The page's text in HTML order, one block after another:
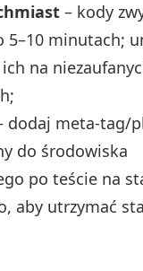
– kody
5–10 minutach;
na
dodaj meta‑tag/
do środowiska
po teście na
aby utrzymać